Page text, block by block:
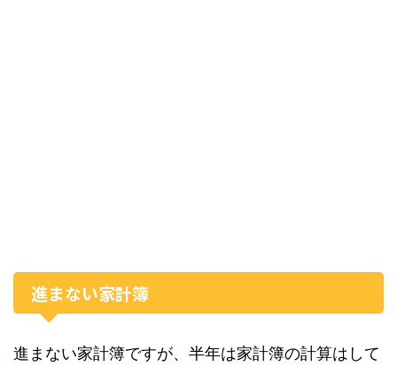
進まない家計簿
進まない家計簿ですが、半年は家計簿の計算はして